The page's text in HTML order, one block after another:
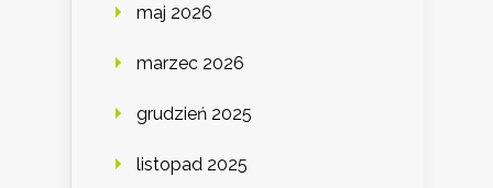
maj 2026
marzec 2026
grudzień 2025
listopad 2025